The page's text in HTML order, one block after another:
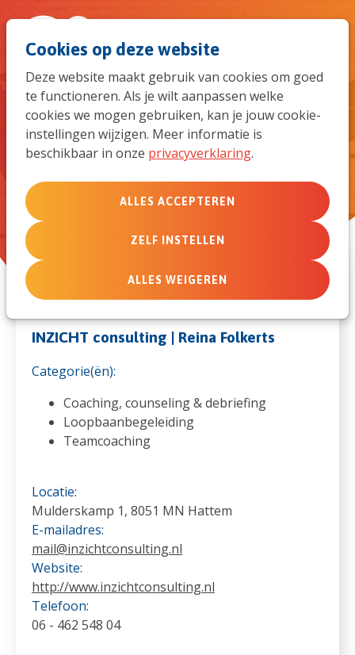
Cookies op deze website
Deze website maakt gebruik van cookies om goed
te functioneren. Als je wilt aanpassen welke
cookies we mogen gebruiken, kan je jouw cookie-
instellingen wijzigen. Meer informatie is
beschikbaar in onze privacyverklaring.
ALLES ACCEPTEREN
ZELF INSTELLEN
ALLES WEIGEREN
naar
de
Deze member care-specialisten
kunnen je verder helpen
INZICHT consulting | Reina Folkerts
Categorie(ën):
Coaching, counseling & debriefing
Loopbaanbegeleiding
Teamcoaching
Locatie:
Mulderskamp 1, 8051 MN Hattem
E-mailadres:
mail@inzichtconsulting.nl
Website:
http://www.inzichtconsulting.nl
Telefoon:
06 - 462 548 04